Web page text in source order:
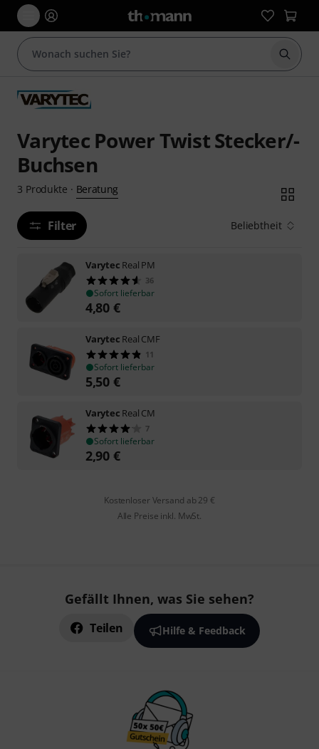
Suche
Varytec Power Twist Stecker/-
Buchsen
3 Produkte · Beratung
Filter Beliebtheit
Varytec Real PM
36
Sofort lieferbar
4,80 €
Varytec Real CMF
11
Sofort lieferbar
5,50 €
Varytec Real CM
7
Sofort lieferbar
2,90 €
Kostenloser Versand ab 29 €
Alle Preise inkl. MwSt.
Gefällt Ihnen, was Sie sehen?
Teilen Hilfe & Feedback